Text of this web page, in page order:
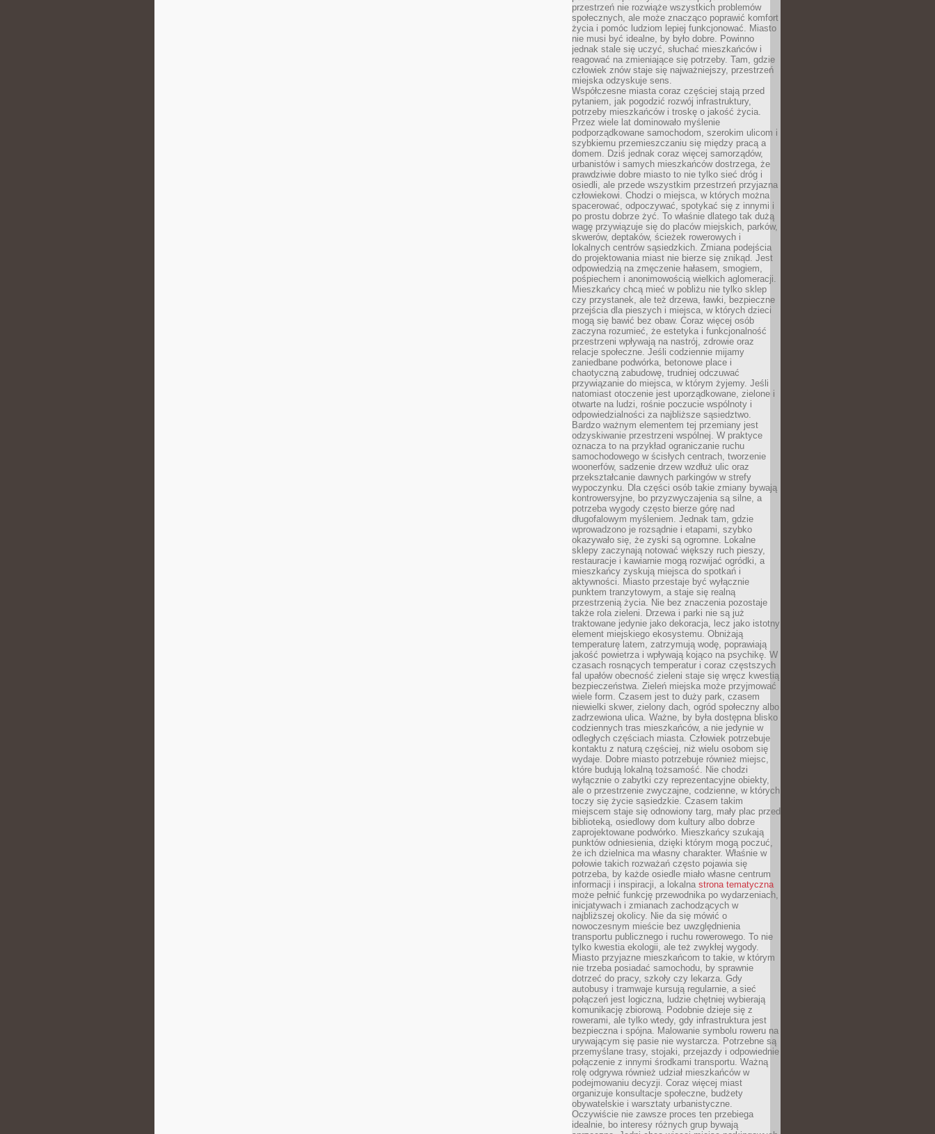
przestrzeń nie rozwiąże wszystkich problemów
społecznych, ale może znacząco poprawić komfort
życia i pomóc ludziom lepiej funkcjonować. Miasto
nie musi być idealne, by było dobre. Powinno
jednak stale się uczyć, słuchać mieszkańców i
reagować na zmieniające się potrzeby. Tam, gdzie
człowiek znów staje się najważniejszy, przestrzeń
miejska odzyskuje sens.
Współczesne miasta coraz częściej stają przed
pytaniem, jak pogodzić rozwój infrastruktury,
potrzeby mieszkańców i troskę o jakość życia.
Przez wiele lat dominowało myślenie
podporządkowane samochodom, szerokim ulicom i
szybkiemu przemieszczaniu się między pracą a
domem. Dziś jednak coraz więcej samorządów,
urbanistów i samych mieszkańców dostrzega, że
prawdziwie dobre miasto to nie tylko sieć dróg i
osiedli, ale przede wszystkim przestrzeń przyjazna
człowiekowi. Chodzi o miejsca, w których można
spacerować, odpoczywać, spotykać się z innymi i
po prostu dobrze żyć. To właśnie dlatego tak dużą
wagę przywiązuje się do placów miejskich, parków,
skwerów, deptaków, ścieżek rowerowych i
lokalnych centrów sąsiedzkich. Zmiana podejścia
do projektowania miast nie bierze się znikąd. Jest
odpowiedzią na zmęczenie hałasem, smogiem,
pośpiechem i anonimowością wielkich aglomeracji.
Mieszkańcy chcą mieć w pobliżu nie tylko sklep
czy przystanek, ale też drzewa, ławki, bezpieczne
przejścia dla pieszych i miejsca, w których dzieci
mogą się bawić bez obaw. Coraz więcej osób
zaczyna rozumieć, że estetyka i funkcjonalność
przestrzeni wpływają na nastrój, zdrowie oraz
relacje społeczne. Jeśli codziennie mijamy
zaniedbane podwórka, betonowe place i
chaotyczną zabudowę, trudniej odczuwać
przywiązanie do miejsca, w którym żyjemy. Jeśli
natomiast otoczenie jest uporządkowane, zielone i
otwarte na ludzi, rośnie poczucie wspólnoty i
odpowiedzialności za najbliższe sąsiedztwo.
Bardzo ważnym elementem tej przemiany jest
odzyskiwanie przestrzeni wspólnej. W praktyce
oznacza to na przykład ograniczanie ruchu
samochodowego w ścisłych centrach, tworzenie
woonerfów, sadzenie drzew wzdłuż ulic oraz
przekształcanie dawnych parkingów w strefy
wypoczynku. Dla części osób takie zmiany bywają
kontrowersyjne, bo przyzwyczajenia są silne, a
potrzeba wygody często bierze górę nad
długofalowym myśleniem. Jednak tam, gdzie
wprowadzono je rozsądnie i etapami, szybko
okazywało się, że zyski są ogromne. Lokalne
sklepy zaczynają notować większy ruch pieszy,
restauracje i kawiarnie mogą rozwijać ogródki, a
mieszkańcy zyskują miejsca do spotkań i
aktywności. Miasto przestaje być wyłącznie
punktem tranzytowym, a staje się realną
przestrzenią życia. Nie bez znaczenia pozostaje
także rola zieleni. Drzewa i parki nie są już
traktowane jedynie jako dekoracja, lecz jako istotny
element miejskiego ekosystemu. Obniżają
temperaturę latem, zatrzymują wodę, poprawiają
jakość powietrza i wpływają kojąco na psychikę. W
czasach rosnących temperatur i coraz częstszych
fal upałów obecność zieleni staje się wręcz kwestią
bezpieczeństwa. Zieleń miejska może przyjmować
wiele form. Czasem jest to duży park, czasem
niewielki skwer, zielony dach, ogród społeczny albo
zadrzewiona ulica. Ważne, by była dostępna blisko
codziennych tras mieszkańców, a nie jedynie w
odległych częściach miasta. Człowiek potrzebuje
kontaktu z naturą częściej, niż wielu osobom się
wydaje. Dobre miasto potrzebuje również miejsc,
które budują lokalną tożsamość. Nie chodzi
wyłącznie o zabytki czy reprezentacyjne obiekty,
ale o przestrzenie zwyczajne, codzienne, w których
toczy się życie sąsiedzkie. Czasem takim
miejscem staje się odnowiony targ, mały plac przed
biblioteką, osiedlowy dom kultury albo dobrze
zaprojektowane podwórko. Mieszkańcy szukają
punktów odniesienia, dzięki którym mogą poczuć,
że ich dzielnica ma własny charakter. Właśnie w
połowie takich rozważań często pojawia się
potrzeba, by każde osiedle miało własne centrum
informacji i inspiracji, a lokalna strona tematyczna
może pełnić funkcję przewodnika po wydarzeniach,
inicjatywach i zmianach zachodzących w
najbliższej okolicy. Nie da się mówić o
nowoczesnym mieście bez uwzględnienia
transportu publicznego i ruchu rowerowego. To nie
tylko kwestia ekologii, ale też zwykłej wygody.
Miasto przyjazne mieszkańcom to takie, w którym
nie trzeba posiadać samochodu, by sprawnie
dotrzeć do pracy, szkoły czy lekarza. Gdy
autobusy i tramwaje kursują regularnie, a sieć
połączeń jest logiczna, ludzie chętniej wybierają
komunikację zbiorową. Podobnie dzieje się z
rowerami, ale tylko wtedy, gdy infrastruktura jest
bezpieczna i spójna. Malowanie symbolu roweru na
urywającym się pasie nie wystarcza. Potrzebne są
przemyślane trasy, stojaki, przejazdy i odpowiednie
połączenie z innymi środkami transportu. Ważną
rolę odgrywa również udział mieszkańców w
podejmowaniu decyzji. Coraz więcej miast
organizuje konsultacje społeczne, budżety
obywatelskie i warsztaty urbanistyczne.
Oczywiście nie zawsze proces ten przebiega
idealnie, bo interesy różnych grup bywają